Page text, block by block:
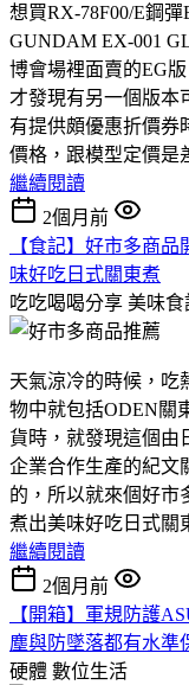
想買RX-78F00/E鋼
GUNDAM EX-001
博會場裡面賣的EG
才發現有另一個版本
有提供頗優惠折價券
價格，跟模型定價
繼續閱讀
2個月前
【食記】好市多商
味好吃日式關東煮
吃吃喝喝分享 美味食
天氣涼冷的時候，吃
物中就包括ODEN關
貨時，就發現這個由
企業合作生產的紀文
的，所以就來個好市
煮出美味好吃日式關
繼續閱讀
2個月前
【開箱】軍規防護
塵與防墜落都有水準
硬體 數位生活